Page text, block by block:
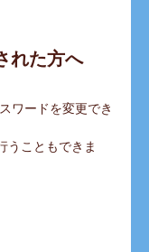
れた方へ
ワードを変更でき
うこともできま